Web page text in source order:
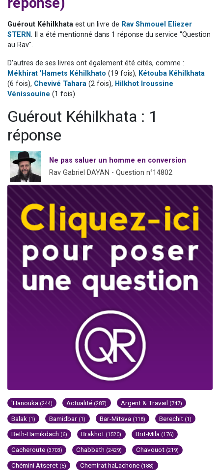
Il reste 49 places pour étudier en groupe sur Zoom
5 personnes viennent de faire un don pour Reloger Rivka, 6 enfants, victime de violences...
Guérout Kéhilkhata est un livre de Rav Shmouel Eliezer
STERN. Il a été mentionné dans 1 réponse du service "Question
au Rav".
D'autres de ses livres ont également été cités, comme :
Mékhirat 'Hamets Kéhilkhato (19 fois), Kétouba Kéhilkhata
(6 fois), Chevivé Tahara (2 fois), Hilkhot Iroussine
Vénissouine (1 fois).
Guérout Kéhilkhata : 1
réponse
Ne pas saluer un homme en conversion
Rav Gabriel DAYAN - Question n°14802
'Hanouka (244) Actualité (287) Argent & Travail (747)
Balak (1) Bamidbar (1) Bar-Mitsva (118) Berechit (1)
Beth-Hamikdach (6) Brakhot (1520) Brit-Mila (176)
Cacheroute (3703) Chabbath (2429) Chavouot (219)
Chémini Atseret (5) Chemirat haLachone (188)